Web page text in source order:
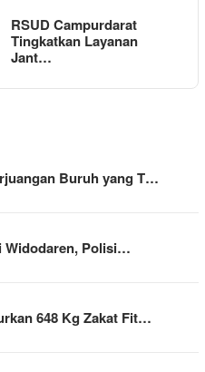
RSUD Campurdarat
Tingkatkan Layanan
Jant…
Buruh yang T…
Widodaren, Polisi…
648 Kg Zakat Fit…